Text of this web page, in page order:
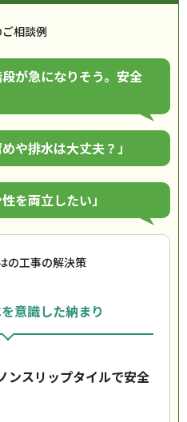
相談例
が急になりそう。安全
や排水は大丈夫？」
を両立したい」
の工事の解決策
意識した納まり
ンスリップタイルで安全